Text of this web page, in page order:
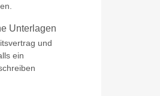
Unterlagen
und
ein